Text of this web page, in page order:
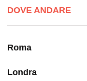
DOVE ANDARE
Roma
Londra